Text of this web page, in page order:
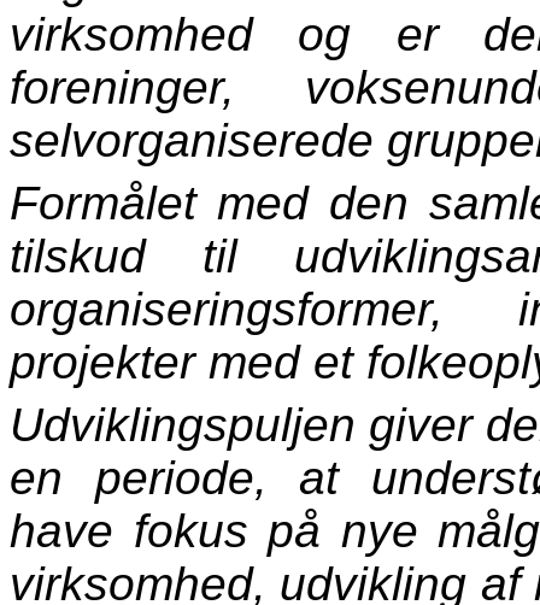
virksomhed og er
foreninger,
selvorganiserede
Formålet med den
tilskud til
projekter med et
Udviklingspuljen giver
en periode, at
have fokus på nye
virksomhed, udvikling